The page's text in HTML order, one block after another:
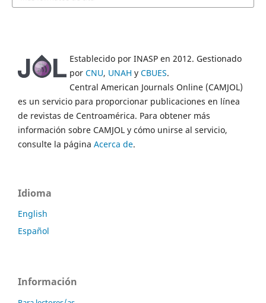
Establecido por INASP en 2012. Gestionado
por CNU, UNAH y CBUES.
Central American Journals Online (CAMJOL)
es un servicio para proporcionar publicaciones en línea
de revistas de Centroamérica. Para obtener más
información sobre CAMJOL y cómo unirse al servicio,
consulte la página Acerca de.
Idioma
English
Español
Información